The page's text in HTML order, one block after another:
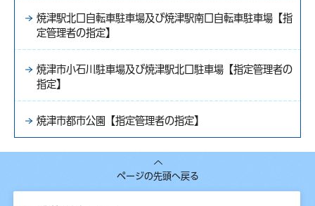
焼津駅北口自転車駐車場及び焼津駅南口自転車駐車場【指
定管理者の指定】
焼津市小石川駐車場及び焼津駅北口駐車場【指定管理者の
指定】
焼津市都市公園【指定管理者の指定】
ページの先頭へ戻る